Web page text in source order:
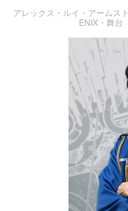
アレックス・ルイ・アームス
ENIX・舞台